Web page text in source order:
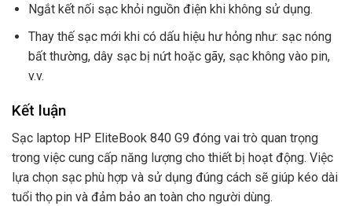
Ngắt kết nối sạc khỏi nguồn điện khi không sử dụng.
Thay thế sạc mới khi có dấu hiệu hư hỏng như: sạc nóng
bất thường, dây sạc bị nứt hoặc gãy, sạc không vào pin,
v.v.
Kết luận
Sạc laptop HP EliteBook 840 G9 đóng vai trò quan trọng
trong việc cung cấp năng lượng cho thiết bị hoạt động. Việc
lựa chọn sạc phù hợp và sử dụng đúng cách sẽ giúp kéo dài
tuổi thọ pin và đảm bảo an toàn cho người dùng.